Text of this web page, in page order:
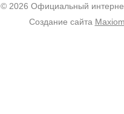
© 2026 Официальный
Создание сайта